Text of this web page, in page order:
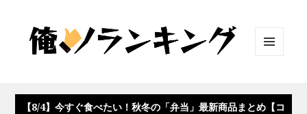
ット
【8/4】今すぐ食べたい！秋冬の「弁当」最新商品まとめ【コ